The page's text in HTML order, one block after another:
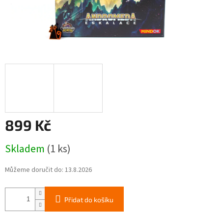
899 Kč
cena:
Skladem (1 ks)
Můžeme doručit do: 13.8.2026
Přidat do košíku